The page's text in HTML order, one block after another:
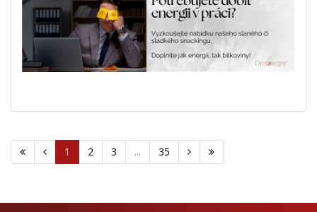
1 2 3 ... 35